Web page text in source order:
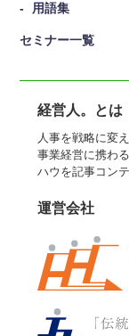
用語集
セミナー一覧
経営人。とは
人事を戦略に変
事業経営に携わ
ハウを記事コン
運営会社